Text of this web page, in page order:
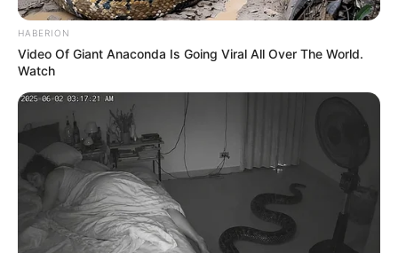
HABERION
Video Of Giant Anaconda Is Going Viral All Over The World.
Watch